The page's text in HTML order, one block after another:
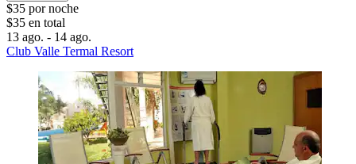
$35 por noche
$35 en total
13 ago. - 14 ago.
Club Valle Termal Resort